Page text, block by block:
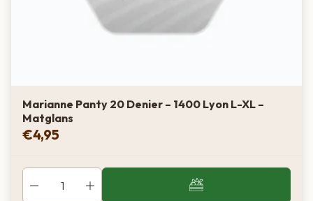
Marianne Panty 20 Denier – 1400 Lyon L-XL –
Matglans
€4,95